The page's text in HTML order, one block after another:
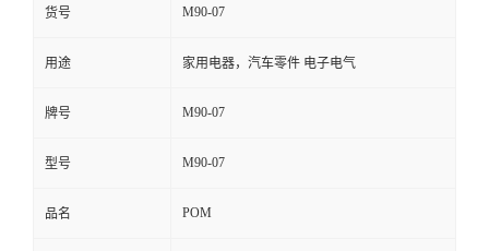
货号 M90-07
用途 家用电器，汽车零件 电子电气
牌号 M90-07
型号 M90-07
品名 POM